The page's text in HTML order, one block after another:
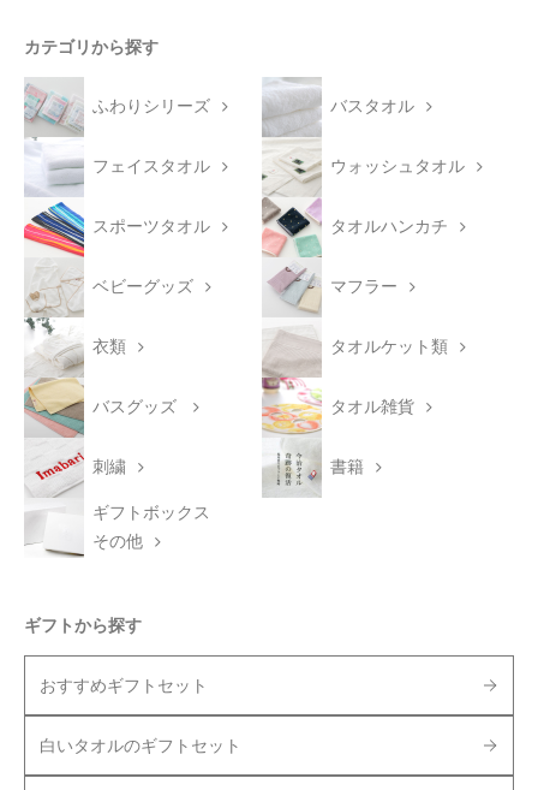
カテゴリから探す
ふわりシリーズ バスタオル
フェイスタオル ウォッシュタオル
スポーツタオル タオルハンカチ
ベビーグッズ マフラー
衣類 タオルケット類
バスグッズ タオル雑貨
刺繍 書籍
ギフトボックス
その他
ギフトから探す
おすすめギフトセット
白いタオルのギフトセット